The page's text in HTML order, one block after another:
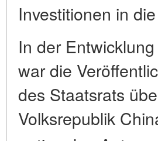
Investitionen in
In der
war die
des Staatsrats
Volksrepublik